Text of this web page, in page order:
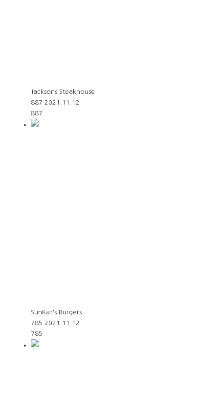
Jacksons Steakhouse
887 2021.11.12
887
SunKat's Burgers
785 2021.11.12
785